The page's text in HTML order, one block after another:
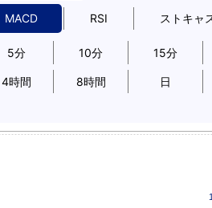
MACD RSI ストキャ
5分 10分 15分
4時間 8時間 日